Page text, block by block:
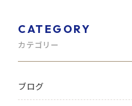
CATEGORY
カテゴリー
ブログ